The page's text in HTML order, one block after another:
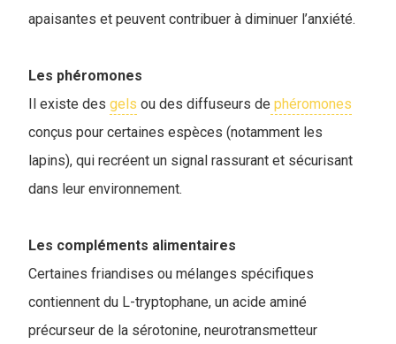
apaisantes et peuvent contribuer à diminuer l’anxiété.
Les phéromones
Il existe des gels ou des diffuseurs de phéromones
conçus pour certaines espèces (notamment les
lapins), qui recréent un signal rassurant et sécurisant
dans leur environnement.
Les compléments alimentaires
Certaines friandises ou mélanges spécifiques
contiennent du L-tryptophane, un acide aminé
précurseur de la sérotonine, neurotransmetteur